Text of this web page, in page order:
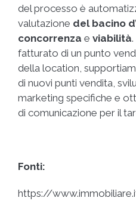
del processo è
valutazione del bacino
concorrenza e viabilità
fatturato di un punto
della location,
di nuovi punti vendita,
marketing specifiche e
di comunicazione per il
Fonti:
https://